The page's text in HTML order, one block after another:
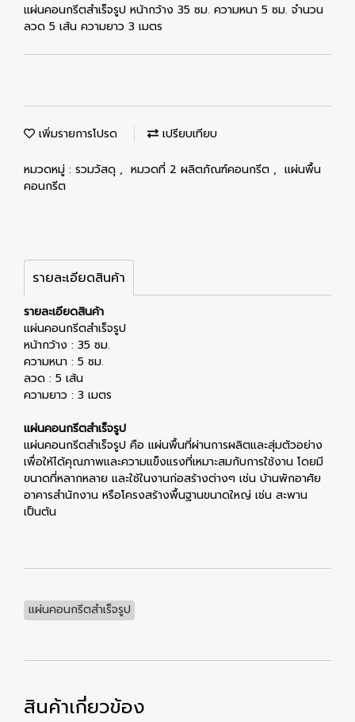
แผ่นคอนกรีตสำเร็จรูป หน้ากว้าง 35 ซม. ความหนา 5 ซม. จำนวน
ลวด 5 เส้น ความยาว 3 เมตร
เพิ่มรายการโปรด เปรียบเทียบ
หมวดหมู่ : รวมวัสดุ , หมวดที่ 2 ผลิตภัณฑ์คอนกรีต , แผ่นพื้น
คอนกรีต
รายละเอียดสินค้า
รายละเอียดสินค้า
แผ่นคอนกรีตสำเร็จรูป
หน้ากว้าง : 35 ซม.
ความหนา : 5 ซม.
ลวด : 5 เส้น
ความยาว : 3 เมตร
แผ่นคอนกรีตสำเร็จรูป
แผ่นคอนกรีตสำเร็จรูป คือ แผ่นพื้นที่ผ่านการผลิตและสุ่มตัวอย่าง
เพื่อให้ได้คุณภาพและความแข็งแรงที่เหมาะสมกับการใช้งาน โดยมี
ขนาดที่หลากหลาย และใช้ในงานก่อสร้างต่างๆ เช่น บ้านพักอาศัย
อาคารสำนักงาน หรือโครงสร้างพื้นฐานขนาดใหญ่ เช่น สะพาน
เป็นต้น
แผ่นคอนกรีตสำเร็จรูป
สินค้าเกี่ยวข้อง